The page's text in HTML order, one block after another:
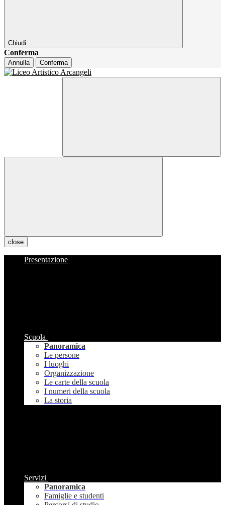
Chiudi
Conferma
Annulla Conferma
close
Presentazione
Scuola
Panoramica
Le persone
I luoghi
Organizzazione
Le carte della scuola
I numeri della scuola
La storia
Servizi
Panoramica
Famiglie e studenti